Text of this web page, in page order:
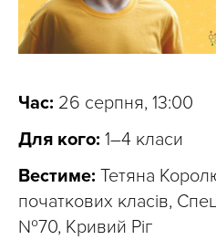
Час: 26 серпня, 13:00
Для кого: 1–4 класи
Вестиме: Тетяна
початкових класів,
№70, Кривий Ріг